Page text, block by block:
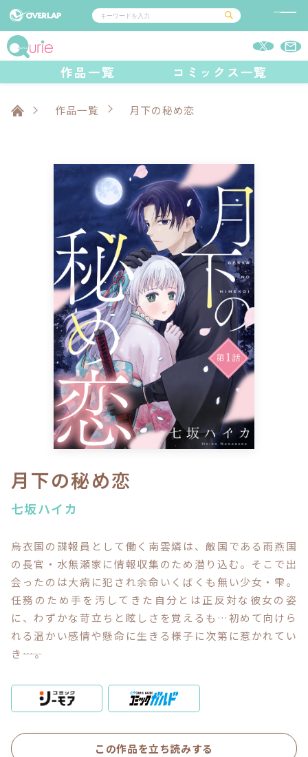
コミック
コミックガルド
コミッククリエ
LiQulle
ライトノベル
文庫
ノベルス
ノベルスf
コミックエッセイ
ポケットモンスター
アニメ
OVERLAP STORE
オーバーラップ広報室
お問い合わせはこちら
オーバーラップノベルス
オーバーラップノベルスf
ロサージュノベルス
コミックガルド
コミックパルフェ
作品一覧 コミックス一覧
作品一覧 月下の秘め恋
月下の秘め恋
七坂ハイカ
烏衣国の諜報員として働く南雲燐は、敵国である雨燕国
の長官・水無瀬家に情報収集のため潜り込む。そこで出
会ったのは大病に犯され余命いくばくも無い少女・雫。
任務のため手を汚してきた自分とは正反対な彼女の姿
に、わずかな苛立ちと眩しさを覚えるも…初めて向けら
れる温かい感情や懸命に生きる様子に次第に惹かれてい
き――…。
この作品を立ち読みする